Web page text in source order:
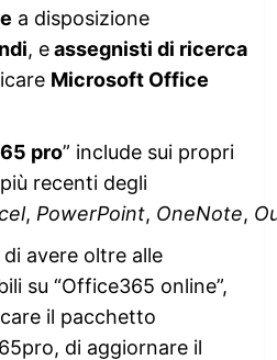
a disposizione
, eassegnisti di ricerca
Microsoft Office
pro” include sui propri
recenti degli
, PowerPoint, OneNote,
avere oltre alle
su “Office365 online”,
il pacchetto
di aggiornare il